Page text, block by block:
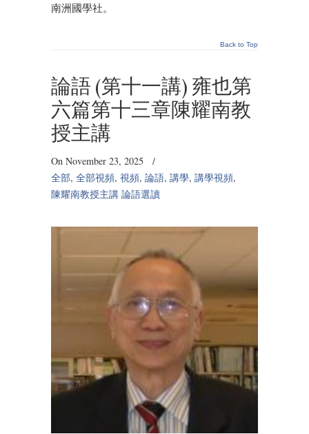
南洲國學社。
Back to Top
論語 (第十一講) 雍也第
六篇第十三章陳耀南教
授主講
On November 23, 2025
/
全部, 全部視頻, 視頻, 論語, 講學, 講學視頻,
陳耀南教授主講 論語選讀